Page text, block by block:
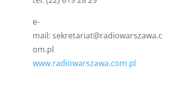
e-
mail: sekretariat@radiowarszawa.c
om.pl
www.radiowarszawa.com.pl